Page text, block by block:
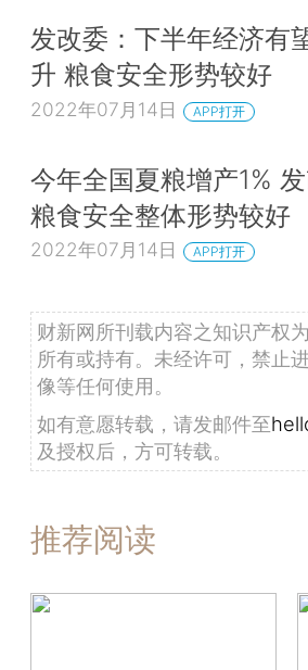
发改委：下半年经济有
升 粮食安全形势较好
2022年07月14日 APP打开
今年全国夏粮增产1%
粮食安全整体形势较好
2022年07月14日 APP打开
财新网所刊载内容之知识产权
所有或持有。未经许可，禁止
像等任何使用。
如有意愿转载，请发邮件至
及授权后，方可转载。
推荐阅读